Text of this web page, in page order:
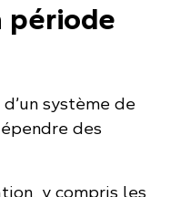
période
système de
des
y compris les